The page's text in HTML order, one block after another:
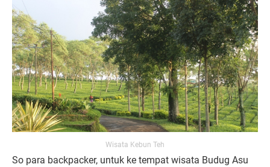
Wisata Kebun Teh
So para backpacker, untuk ke tempat wisata Budug Asu